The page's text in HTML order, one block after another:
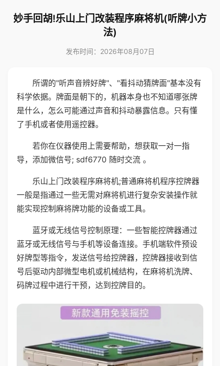
妙手回胡!乐山上门改装程序麻将机(听牌小方
法)
发布时间：2026年08月07日
所谓的"听声音辨好牌"、"看抖动猜牌面"基本没有
科学依据。牌面是朝下的，机器本身也不知道哪张牌
是什么，怎么可能通过声音和抖动暴露信息。只有懂
了手机或者使用遥控器。
若你在仪器使用上需要帮助，想获取一对一指
导，添加微信号; sdf6770 随时交流 。
乐山上门改装程序麻将机;普通麻将机程序控牌器
一般是指通过一些无需对麻将机进行复杂安装操作就
能实现控制麻将牌功能的设备或工具。
蓝牙或无线信号控制原理：一些智能控牌器通过
蓝牙或无线信号与手机等设备连接。手机端软件预设
好牌型等指令，发送信号给控牌器，控牌器接收到信
号后驱动内部微型电机或机械结构，在麻将机洗牌、
码牌过程中进行干预，达到控牌目的。